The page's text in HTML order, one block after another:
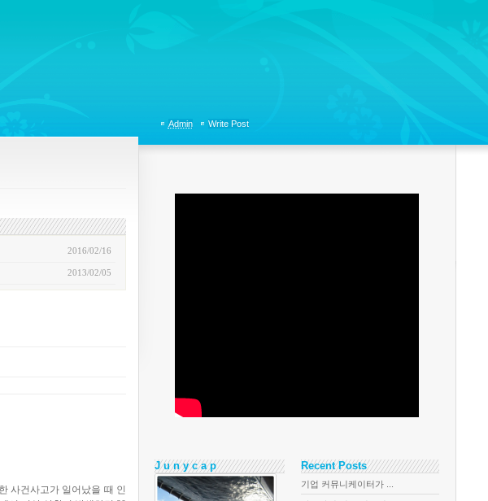
2016/02/16
2013/02/05
사건사고가 일어났을 때 인
Admin Write Post
J u n y c a p Recent Posts
기업 커뮤니케이터가 ...